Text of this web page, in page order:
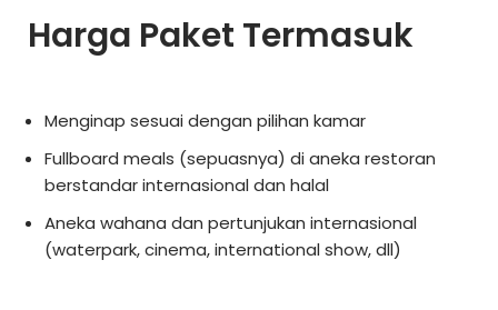
Harga Paket Termasuk
Menginap sesuai dengan pilihan kamar
Fullboard meals (sepuasnya) di aneka restoran
berstandar internasional dan halal
Aneka wahana dan pertunjukan internasional
(waterpark, cinema, international show, dll)